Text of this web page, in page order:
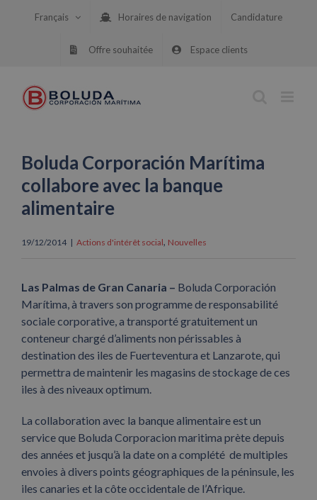
Français Horaires de navigation Candidature
Offre souhaitée Espace clients
Boluda Corporación Marítima
collabore avec la banque
alimentaire
19/12/2014 | Actions d'intérêt social, Nouvelles
Las Palmas de Gran Canaria – Boluda Corporación
Marítima, à travers son programme de responsabilité
sociale corporative, a transporté gratuitement un
conteneur chargé d’aliments non périssables à
destination des iles de Fuerteventura et Lanzarote, qui
permettra de maintenir les magasins de stockage de ces
iles à des niveaux optimum.
La collaboration avec la banque alimentaire est un
service que Boluda Corporacion maritima prète depuis
des années et jusqu’à la date on a complété de multiples
envoies à divers points géographiques de la péninsule, les
iles canaries et la côte occidentale de l’Afrique.